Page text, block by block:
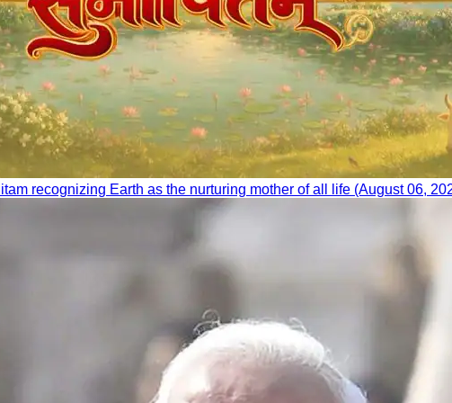
recognizing Earth as the nurturing mother of all life (August 06,